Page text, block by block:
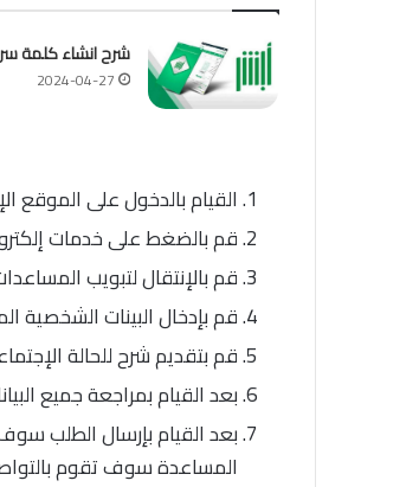
شرح انشاء كلمة
2024-04-27
القيام بالدخول على الموقع
قم بالضغط على خدمات
قم بالإنتقال لتبويب
قم بإدخال البينات الشخصية
قم بتقديم شرح للحالة
بعد القيام بمراجعة جميع
بعد القيام بإرسال الطلب
المساعدة سوف تقوم